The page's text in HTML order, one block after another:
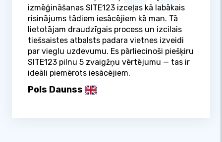
izmēģināšanas SITE123 izceļas kā labākais
risinājums tādiem iesācējiem kā man. Tā
lietotājam draudzīgais process un izcilais
tiešsaistes atbalsts padara vietnes izveidi
par vieglu uzdevumu. Es pārliecinoši piešķiru
SITE123 pilnu 5 zvaigžņu vērtējumu — tas ir
ideāli piemērots iesācējiem.
Pols Daunss